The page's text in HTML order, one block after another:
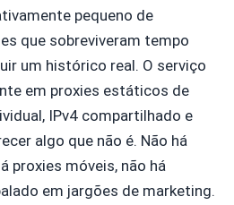
pequeno de
que sobreviveram tempo
um histórico real. O serviço
em proxies estáticos de
IPv4 compartilhado e
algo que não é. Não há
proxies móveis, não há
em jargões de marketing.